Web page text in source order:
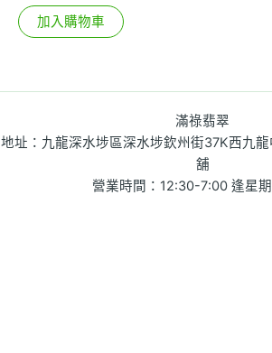
加入購物車
滿祿翡翠
地址：九龍深水埗區深水埗欽州街37K西九
舖
營業時間：12:30-7:00 逢星